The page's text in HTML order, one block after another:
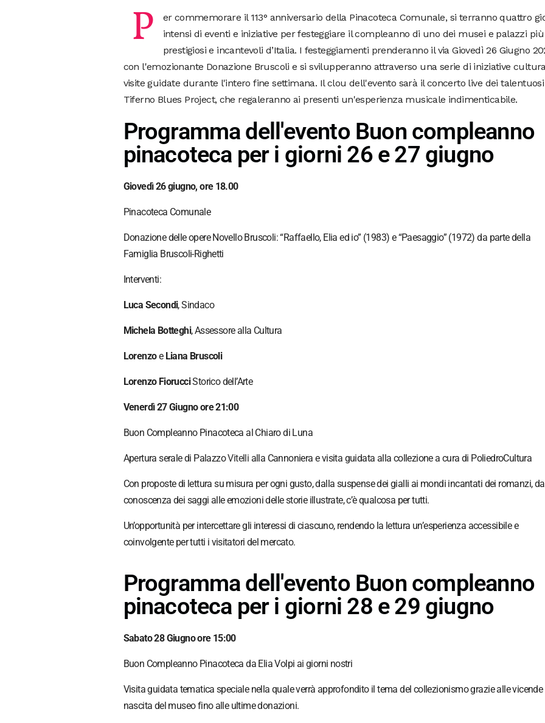
P
er commemorare il 113° anniversario della Pinacoteca Comunale, si terranno quattro
intensi di eventi e iniziative per festeggiare il compleanno di uno dei musei e palazzi più
prestigiosi e incantevoli d’Italia. I festeggiamenti prenderanno il via Giovedì 26 Giugno
con l'emozionante Donazione Bruscoli e si svilupperanno attraverso una serie di iniziative
visite guidate durante l'intero fine settimana. Il clou dell'evento sarà il concerto live dei talentuosi
Tiferno Blues Project, che regaleranno ai presenti un'esperienza musicale indimenticabile.
Programma dell'evento Buon compleanno
pinacoteca per i giorni 26 e 27 giugno
Giovedì 26 giugno, ore 18.00
Pinacoteca Comunale
Donazione delle opere Novello Bruscoli: “Raffaello, Elia ed io” (1983) e “Paesaggio” (1972) da parte della
Famiglia Bruscoli-Righetti
Interventi:
Luca Secondi, Sindaco
Michela Botteghi, Assessore alla Cultura
Lorenzoe Liana Bruscoli
Lorenzo FiorucciStorico dell’Arte
Venerdì 27 Giugno ore 21:00
Buon Compleanno Pinacoteca al Chiaro di Luna
Apertura serale di PalazzoVitelli alla Cannoniera e visita guidata alla collezione a cura di PoliedroCultura
Con proposte di lettura su misura per ogni gusto, dalla suspense dei gialli ai mondi incantati dei romanzi,
conoscenza dei saggi alle emozioni delle storie illustrate, c’è qualcosa per tutti.
Un’opportunità per intercettare gli interessi di ciascuno, rendendo la lettura un’esperienza accessibile e
coinvolgente per tutti i visitatori del mercato.
Programma dell'evento Buon compleanno
pinacoteca per i giorni 28 e 29 giugno
Sabato 28 Giugno ore 15:00
Buon Compleanno Pinacoteca da Elia Volpi ai giorni nostri
Visita guidata tematica speciale nella quale verrà approfondito il tema del collezionismo grazie alle vicende
nascita del museo fino alle ultime donazioni.